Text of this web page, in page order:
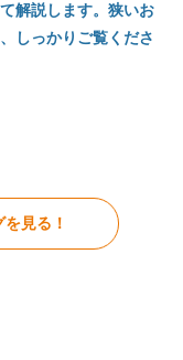
解説します。狭いお
しっかりご覧くださ
見る！